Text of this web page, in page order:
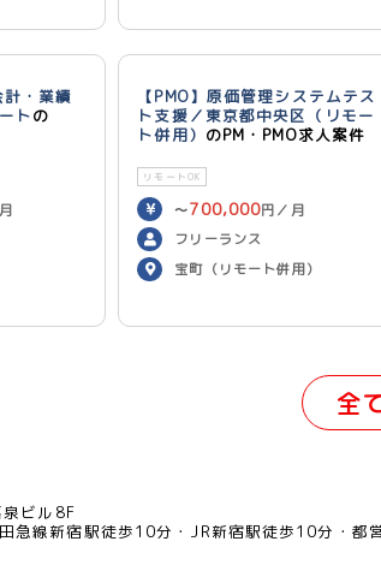
・業績
トの
【PMO】原価管理システムテス
ト支援／東京都中央区（リモー
ト併用） のPM・PMO求人案件
リモートOK
〜700,000円／月
フリーランス
宝町（リモート併用）
全
ビル8F
急線新宿駅徒歩10分 JR新宿駅徒歩10分
都